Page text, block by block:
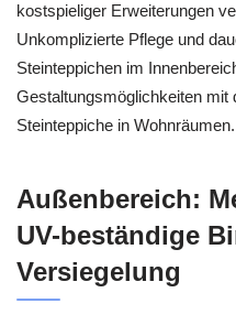
kostspieliger Erweiterungen
Unkomplizierte Pflege und
Steinteppichen im
Gestaltungsmöglichkeiten mit
Steinteppiche in Wohnräumen.
Außenbereich:
UV-beständige
Versiegelung